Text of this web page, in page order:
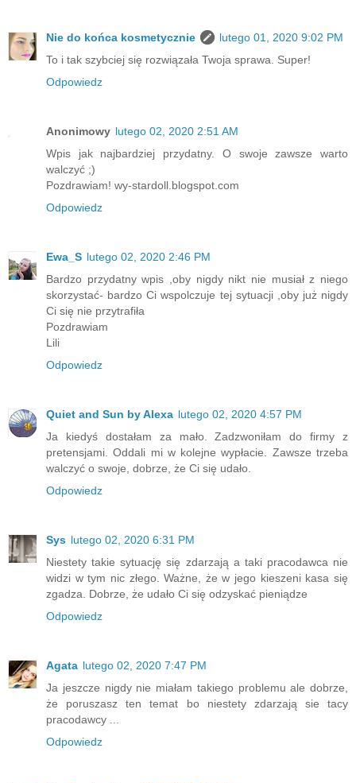
Nie do końca kosmetycznie
lutego 01, 2020 9:02 PM
To i tak szybciej się rozwiązała Twoja sprawa. Super!
Odpowiedz
Anonimowy lutego 02, 2020 2:51 AM
Wpis jak najbardziej przydatny. O swoje zawsze warto
walczyć ;)
Pozdrawiam! wy-stardoll.blogspot.com
Odpowiedz
Ewa_S lutego 02, 2020 2:46 PM
Bardzo przydatny wpis ,oby nigdy nikt nie musiał z niego
skorzystać- bardzo Ci wspolczuje tej sytuacji ,oby już nigdy
Ci się nie przytrafiła
Pozdrawiam
Lili
Odpowiedz
Quiet and Sun by Alexa lutego 02, 2020 4:57 PM
Ja kiedyś dostałam za mało. Zadzwoniłam do firmy z
pretensjami. Oddali mi w kolejne wypłacie. Zawsze trzeba
walczyć o swoje, dobrze, że Ci się udało.
Odpowiedz
Sys lutego 02, 2020 6:31 PM
Niestety takie sytuację się zdarzają a taki pracodawca nie
widzi w tym nic złego. Ważne, że w jego kieszeni kasa się
zgadza. Dobrze, że udało Ci się odzyskać pieniądze
Odpowiedz
Agata lutego 02, 2020 7:47 PM
Ja jeszcze nigdy nie miałam takiego problemu ale dobrze,
że poruszasz ten temat bo niestety zdarzają sie tacy
pracodawcy ...
Odpowiedz